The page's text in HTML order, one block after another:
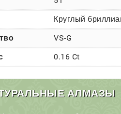
Круглый
VS-G
0.16 Ct
АЛМАЗЫ